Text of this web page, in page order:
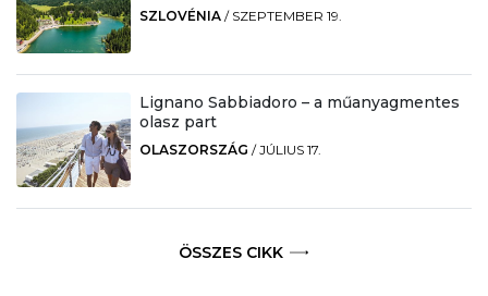
SZLOVÉNIA / SZEPTEMBER 19.
Lignano Sabbiadoro – a műanyagmentes
olasz part
OLASZORSZÁG /JÚLIUS 17.
ÖSSZES CIKK